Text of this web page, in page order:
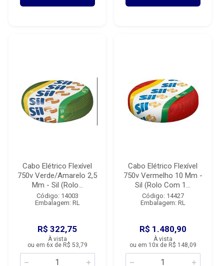
Cabo Elétrico Flexível
750v Verde/Amarelo 2,5
Mm - Sil (Rolo...
Código: 14003
Embalagem: RL
R$ 322,75
À vista
ou em 6x de R$ 53,79
Cabo Elétrico Flexível
750v Vermelho 10 Mm -
Sil (Rolo Com 1...
Código: 14427
Embalagem: RL
R$ 1.480,90
À vista
ou em 10x de R$ 148,09